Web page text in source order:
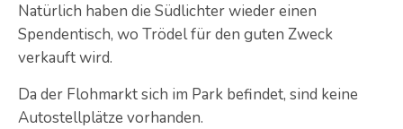
Natürlich haben die Südlichter wieder einen
Spendentisch, wo Trödel für den guten Zweck
verkauft wird.
Da der Flohmarkt sich im Park befindet, sind keine
Autostellplätze vorhanden.